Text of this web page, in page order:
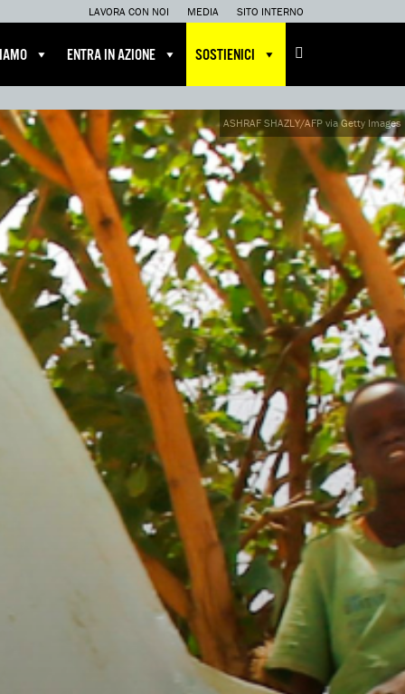
LAVORA CON NOI MEDIA SITO INTERNO
ENTRA IN AZIONE SOSTIENICI
ASHRAF SHAZLY/AFP via Getty Images